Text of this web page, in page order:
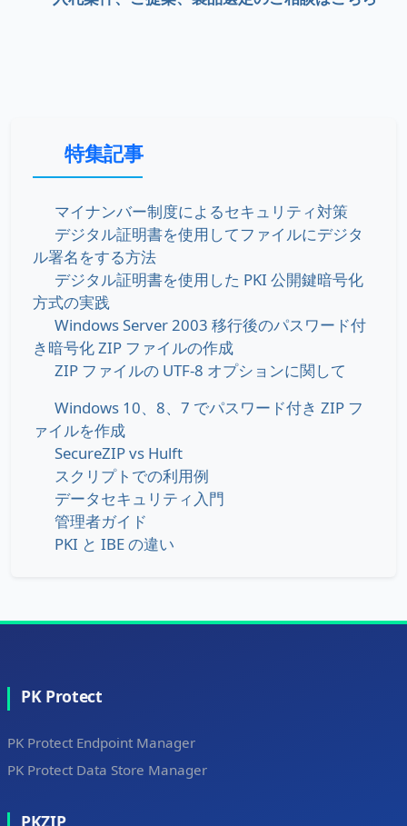
特集記事
マイナンバー制度によるセキュリティ対策
デジタル証明書を使用してファイルにデジタ
ル署名をする方法
デジタル証明書を使用した PKI 公開鍵暗号化
方式の実践
Windows Server 2003 移行後のパスワード付
き暗号化 ZIP ファイルの作成
ZIP ファイルの UTF-8 オプションに関して
Windows 10、8、7 でパスワード付き ZIP フ
ァイルを作成
SecureZIP vs Hulft
スクリプトでの利用例
データセキュリティ入門
管理者ガイド
PKI と IBE の違い
PK Protect
PK Protect Endpoint Manager
PK Protect Data Store Manager
PKZIP